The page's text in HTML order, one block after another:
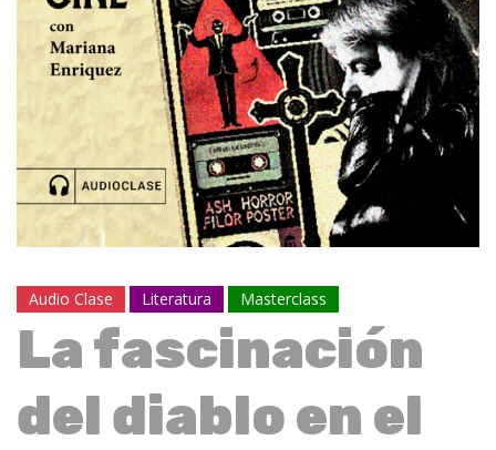
Audio Clase Literatura Masterclass
La fascinación
del diablo en el